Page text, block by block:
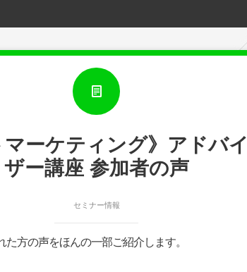
マーケティング》アドバイ
ザー講座 参加者の声
セミナー情報
た方の声をほんの一部ご紹介します。